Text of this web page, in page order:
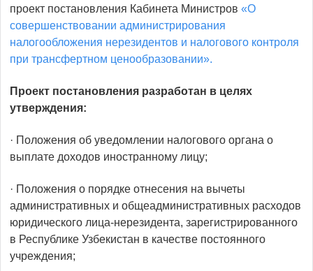
проект постановления Кабинета Министров «О
совершенствовании администрирования
налогообложения нерезидентов и налогового контроля
при трансфертном ценообразовании».
Проект постановления разработан в целях
утверждения:
· Положения об уведомлении налогового органа о
выплате доходов иностранному лицу;
· Положения о порядке отнесения на вычеты
административных и общеадминистративных расходов
юридического лица-нерезидента, зарегистрированного
в Республике Узбекистан в качестве постоянного
учреждения;